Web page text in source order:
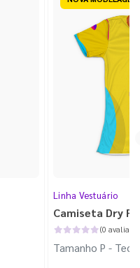
Linha Vestuário
Camiseta Dry
(0
Tamanho P -